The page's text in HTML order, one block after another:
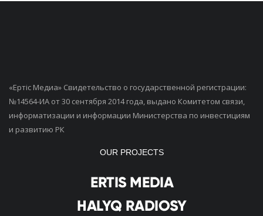
«Ертiс Медиа» Свидетельство о государственной регистрации:
№14564-ИА от 30 сентября 2014 года, выдано Комитетом связи,
информатизации и информации Министерства по инвестициям
и развитию РК
OUR PROJECTS